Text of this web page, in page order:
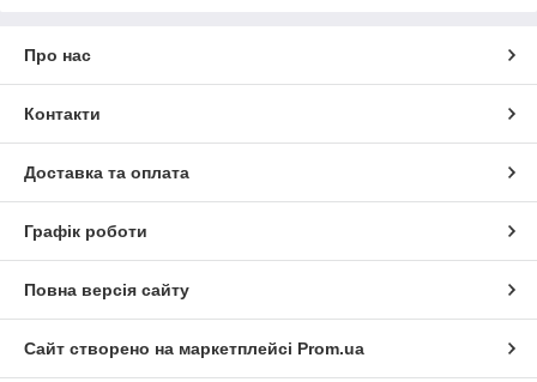
Про нас
Контакти
Доставка та оплата
Графік роботи
Повна версія сайту
Сайт створено на маркетплейсі Prom.ua